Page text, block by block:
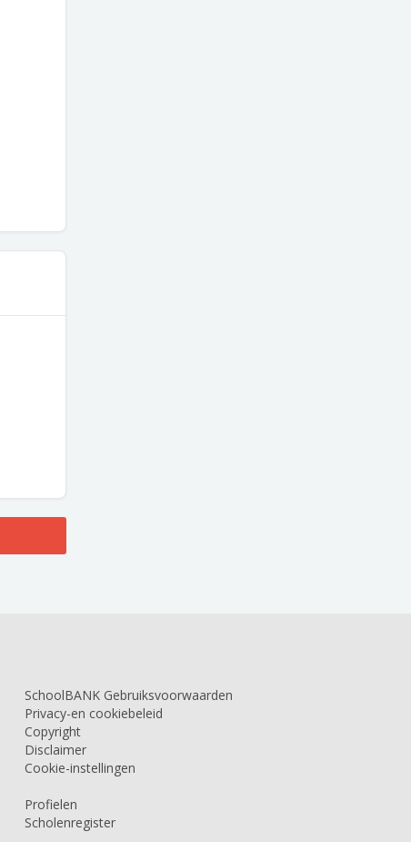
SchoolBANK Gebruiksvoorwaarden
Privacy-en cookiebeleid
Copyright
Disclaimer
Cookie-instellingen
Profielen
Scholenregister